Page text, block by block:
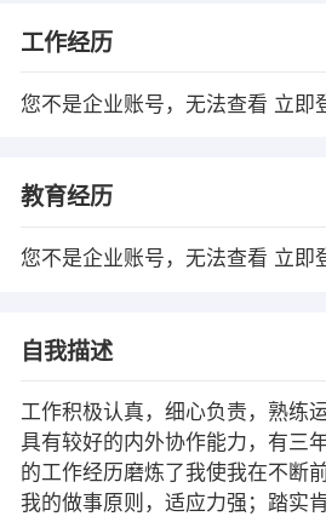
工作经历
您不是企业账号，无法查看 立即
教育经历
您不是企业账号，无法查看 立即
自我描述
工作积极认真，细心负责，熟练
具有较好的内外协作能力，有三
的工作经历磨炼了我使我在不断
我的做事原则，适应力强；踏实